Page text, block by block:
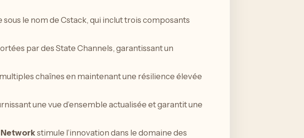
le nom de Cstack, qui inclut trois composants
par des State Channels, garantissant un
chaînes en maintenant une résilience élevée
une vue d’ensemble actualisée et garantit une
stimule l’innovation dans le domaine des